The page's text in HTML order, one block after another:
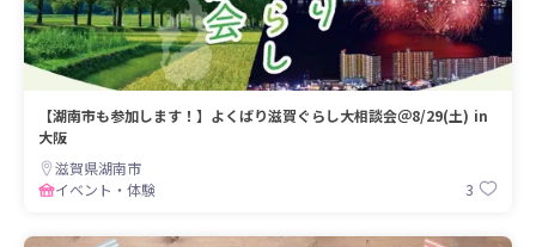
【湖南市も参加します！】よくばり滋賀ぐらし大相談会＠8/29(土) in
大阪
滋賀県湖南市
イベント・体験
3